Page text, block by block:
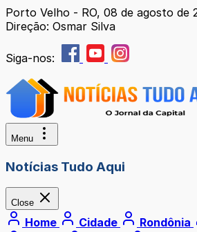
Porto Velho - RO, 08 de agosto de
Direção: Osmar Silva
Siga-nos:
Menu
Notícias Tudo Aqui
Close
Home Cidade Rondônia